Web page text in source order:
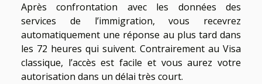
Après confrontation avec les données des
services de l’immigration, vous recevrez
automatiquement une réponse au plus tard dans
les 72 heures qui suivent. Contrairement au Visa
classique, l’accès est facile et vous aurez votre
autorisation dans un délai très court.